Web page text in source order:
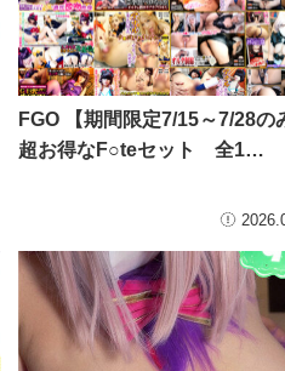
FGO 【期間限定7/15～7/28の
超お得なF○teセット 全1…